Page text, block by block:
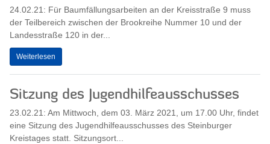
24.02.21: Für Baumfällungsarbeiten an der Kreisstraße 9 muss
der Teilbereich zwischen der Brookreihe Nummer 10 und der
Landesstraße 120 in der...
Weiterlesen
Sitzung des Jugendhilfeausschusses
23.02.21: Am Mittwoch, dem 03. März 2021, um 17.00 Uhr, findet
eine Sitzung des Jugendhilfeausschusses des Steinburger
Kreistages statt. Sitzungsort...